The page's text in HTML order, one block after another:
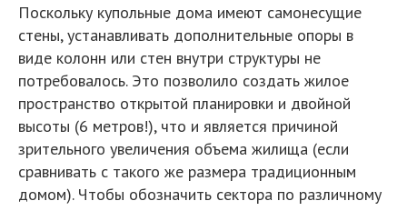
Поскольку купольные дома имеют самонесущие
стены, устанавливать дополнительные опоры в
виде колонн или стен внутри структуры не
потребовалось. Это позволило создать жилое
пространство открытой планировки и двойной
высоты (6 метров!), что и является причиной
зрительного увеличения объема жилища (если
сравнивать с такого же размера традиционным
домом). Чтобы обозначить сектора по различному